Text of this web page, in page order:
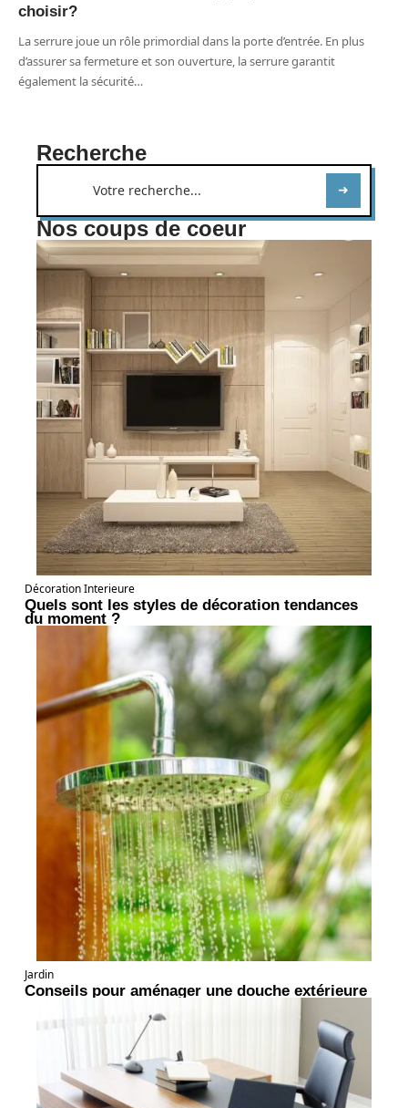
choisir?
La serrure joue un rôle primordial dans la porte d’entrée. En plus
d’assurer sa fermeture et son ouverture, la serrure garantit
également la sécurité…
Recherche
Nos coups de coeur
Décoration Interieure
Quels sont les styles de décoration tendances
du moment ?
Jardin
Conseils pour aménager une douche extérieure